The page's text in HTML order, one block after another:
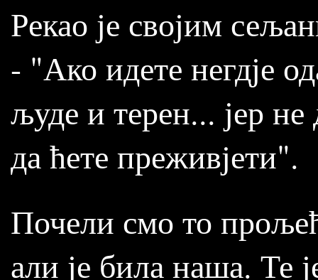
Рекао је својим
- "Ако идете негдје
људе и терен... јер
да ћете преживјети".
Почели смо то
али је била наша. Те